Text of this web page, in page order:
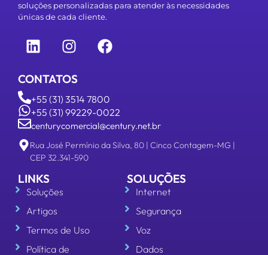
soluções personalizadas para atender às necessidades
únicas de cada cliente.
CONTATOS
+55 (31) 3514 7800
+55 (31) 99229-0022
centurycomercial@century.net.br
Rua José Permínio da Silva, 80 | Cinco Contagem-MG |
CEP 32.341-590
LINKS
Soluções
Artigos
Termos de Uso
Política de
SOLUÇÕES
Internet
Segurança
Voz
Dados